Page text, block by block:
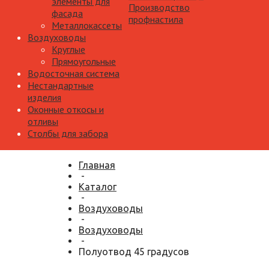
фасада
Металлокассеты
Воздуховоды
Круглые
Прямоугольные
Водосточная система
Нестандартные
изделия
Оконные откосы и
отливы
Столбы для забора
Производство
профнастила
Главная
-
Каталог
-
Воздуховоды
-
Воздуховоды
-
Полуотвод 45 градусов